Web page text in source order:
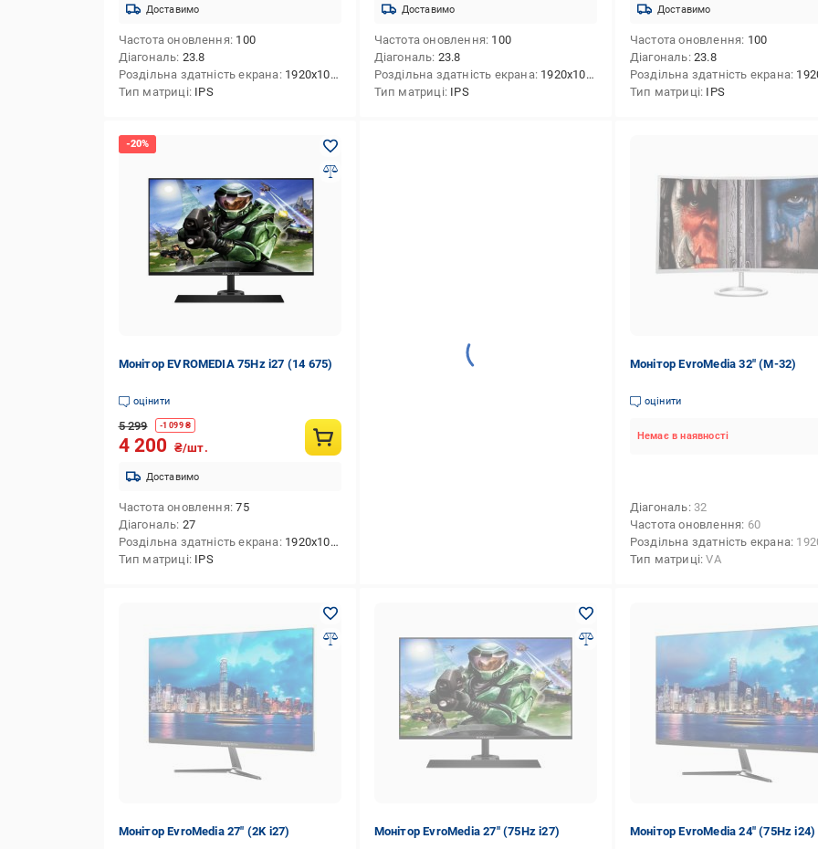
Доставимо
Частота оновлення 100
Діагональ 23.8
Роздільна здатність екрана 1920x1080 (FHD)
Тип матриці IPS
Доставимо
Частота оновлення 100
Діагональ 23.8
Роздільна здатність екрана 1920x1080 (FHD)
Тип матриці IPS
Доставимо
Частота оновлення 100
Діагональ 23.8
Роздільна здатність екрана
Тип матриці IPS
Монітор EVROMEDIA 75Hz i27 (14 675)
оцінити
5 299 -1 099₴
4 200 ₴/шт.
Доставимо
Частота оновлення 75
Діагональ 27
Роздільна здатність екрана 1920x1080 (FHD)
Тип матриці IPS
Монітор EvroMedia 32" (M-32)
оцінити
Немає в наявності
Діагональ 32
Частота оновлення 60
Роздільна здатність екрана
Тип матриці VA
Монітор EvroMedia 27" (2K i27) Монітор EvroMedia 27" (75Hz i27) Монітор EvroMedia 24" (75Hz i24)